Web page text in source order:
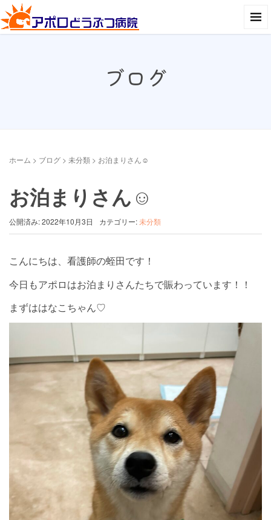
ブログ
ホーム > ブログ > 未分類 > お泊まりさん☺︎
お泊まりさん☺︎
公開済み: 2022年10月3日 カテゴリー:未分類
こんにちは、看護師の蛭田です！
今日もアポロはお泊まりさんたちで賑わっています！！
まずははなこちゃん♡